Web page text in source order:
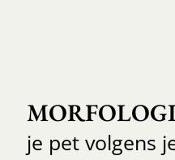
je pet volgens